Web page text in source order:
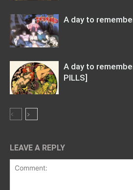
A day to
A day to
PILLS]
LEAVE A REPLY